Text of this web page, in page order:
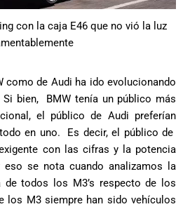
con la caja E46 que no vió la luz
como de Audi ha ido evolucionando
bien, BMW tenía un público más
el público de Audi preferían
en uno. Es decir, el público de
con las cifras y la potencia
se nota cuando analizamos la
de todos los M3’s respecto de los
los M3 siempre han sido vehículos